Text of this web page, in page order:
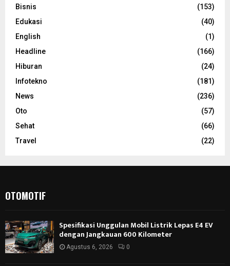
Bisnis
(153)
Edukasi
(40)
English
(1)
Headline
(166)
Hiburan
(24)
Infotekno
(181)
News
(236)
Oto
(57)
Sehat
(66)
Travel
(22)
OTOMOTIF
Spesifikasi Unggulan Mobil Listrik Lepas E4 EV
dengan Jangkauan 600 Kilometer
Agustus 6, 2026 0